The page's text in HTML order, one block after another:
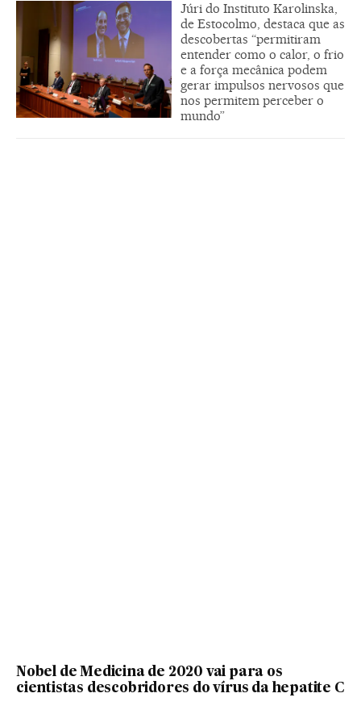
Júri do Instituto Karolinska,
de Estocolmo, destaca que as
descobertas “permitiram
entender como o calor, o frio
e a força mecânica podem
gerar impulsos nervosos que
nos permitem perceber o
mundo”
Nobel de Medicina de 2020 vai para os
cientistas descobridores do vírus da hepatite C